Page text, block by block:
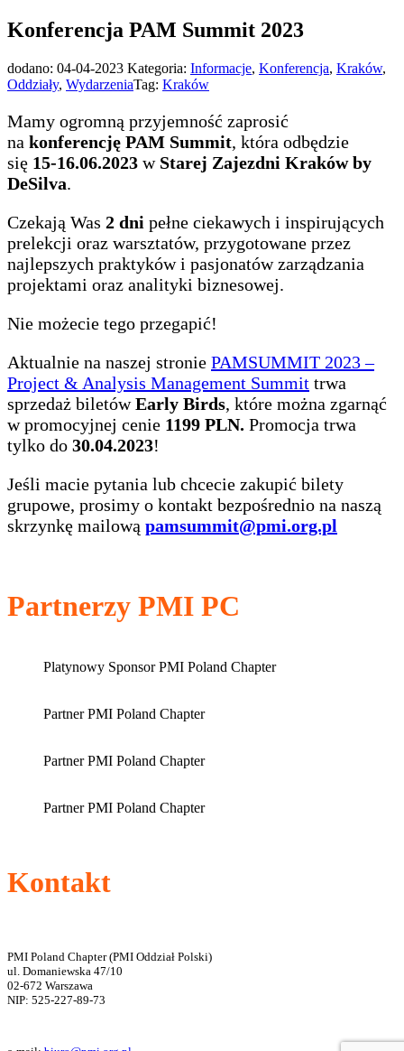
Konferencja PAM Summit 2023
dodano: 04-04-2023 Kategoria: Informacje, Konferencja, Kraków,
Oddziały, WydarzeniaTag: Kraków
Mamy ogromną przyjemność zaprosić
na konferencję PAM Summit, która odbędzie
się 15-16.06.2023 w Starej Zajezdni Kraków by
DeSilva.
Czekają Was 2 dni pełne ciekawych i inspirujących
prelekcji oraz warsztatów, przygotowane przez
najlepszych praktyków i pasjonatów zarządzania
projektami oraz analityki biznesowej.
Nie możecie tego przegapić!
Aktualnie na naszej stronie PAMSUMMIT 2023 –
Project & Analysis Management Summit trwa
sprzedaż biletówEarly Birds, które można zgarnąć
w promocyjnej cenie 1199 PLN. Promocja trwa
tylko do 30.04.2023!
Jeśli macie pytania lub chcecie zakupić bilety
grupowe, prosimy o kontakt bezpośrednio na naszą
skrzynkę mailową pamsummit@pmi.org.pl
Partnerzy PMI PC
Platynowy Sponsor PMI Poland Chapter
Partner PMI Poland Chapter
Partner PMI Poland Chapter
Partner PMI Poland Chapter
Kontakt
PMI Poland Chapter (PMI Oddział Polski)
ul. Domaniewska 47/10
02-672 Warszawa
NIP: 525-227-89-73